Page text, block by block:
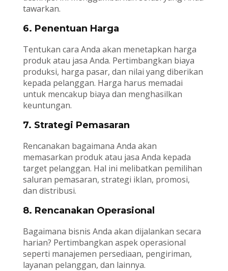
tawarkan.
6. Penentuan Harga
Tentukan cara Anda akan menetapkan harga
produk atau jasa Anda. Pertimbangkan biaya
produksi, harga pasar, dan nilai yang diberikan
kepada pelanggan. Harga harus memadai
untuk mencakup biaya dan menghasilkan
keuntungan.
7. Strategi Pemasaran
Rencanakan bagaimana Anda akan
memasarkan produk atau jasa Anda kepada
target pelanggan. Hal ini melibatkan pemilihan
saluran pemasaran, strategi iklan, promosi,
dan distribusi.
8. Rencanakan Operasional
Bagaimana bisnis Anda akan dijalankan secara
harian? Pertimbangkan aspek operasional
seperti manajemen persediaan, pengiriman,
layanan pelanggan, dan lainnya.